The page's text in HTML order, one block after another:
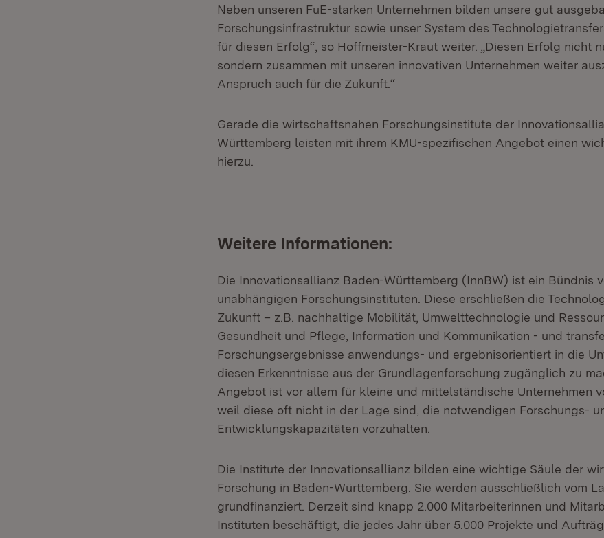
Neben unseren FuE-starken Unternehmen bilden unsere gut
Forschungsinfrastruktur sowie unser System des
für diesen Erfolg“, so Hoffmeister-Kraut weiter. „Diesen Erfolg nicht
sondern zusammen mit unseren innovativen Unternehmen weiter
Anspruch auch für die Zukunft.“
Gerade die wirtschaftsnahen Forschungsinstitute der
Württemberg leisten mit ihrem KMU-spezifischen Angebot einen
hierzu.
Weitere Informationen:
Die Innovationsallianz Baden-Württemberg (InnBW) ist ein Bündnis
unabhängigen Forschungsinstituten. Diese erschließen die
Zukunft – z.B. nachhaltige Mobilität, Umwelttechnologie und
Gesundheit und Pflege, Information und Kommunikation - und
Forschungsergebnisse anwendungs- und ergebnisorientiert in die
diesen Erkenntnisse aus der Grundlagenforschung zugänglich zu
Angebot ist vor allem für kleine und mittelständische Unternehmen
weil diese oft nicht in der Lage sind, die notwendigen Forschungs-
Entwicklungskapazitäten vorzuhalten.
Die Institute der Innovationsallianz bilden eine wichtige Säule der
Forschung in Baden-Württemberg. Sie werden ausschließlich vom
grundfinanziert. Derzeit sind knapp 2.000 Mitarbeiterinnen und
Instituten beschäftigt, die jedes Jahr über 5.000 Projekte und